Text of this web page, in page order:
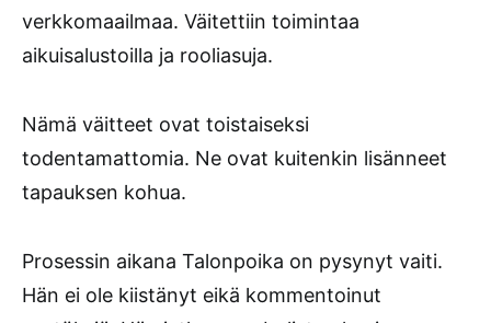
verkkomaailmaa. Väitettiin toimintaa
aikuisalustoilla ja rooliasuja.
Nämä väitteet ovat toistaiseksi
todentamattomia. Ne ovat kuitenkin lisänneet
tapauksen kohua.
Prosessin aikana Talonpoika on pysynyt vaiti.
Hän ei ole kiistänyt eikä kommentoinut